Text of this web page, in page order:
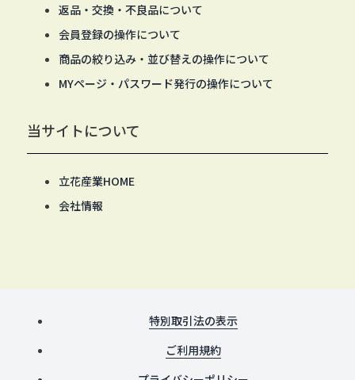
返品・交換・不良品について
会員登録の操作について
商品の絞り込み・並び替えの操作について
MYページ・パスワード発行の操作について
当サイトについて
立花産業HOME
会社情報
特別取引法の表示
ご利用規約